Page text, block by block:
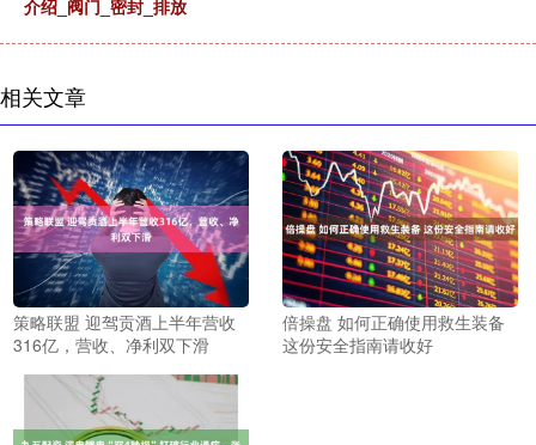
介绍_阀门_密封_排放
相关文章
策略联盟 迎驾贡酒上半年营收
316亿，营收、净利双下滑
倍操盘 如何正确使用救生装备
这份安全指南请收好